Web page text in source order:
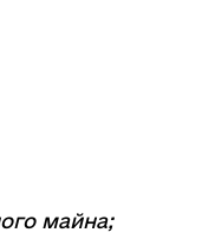
майна;